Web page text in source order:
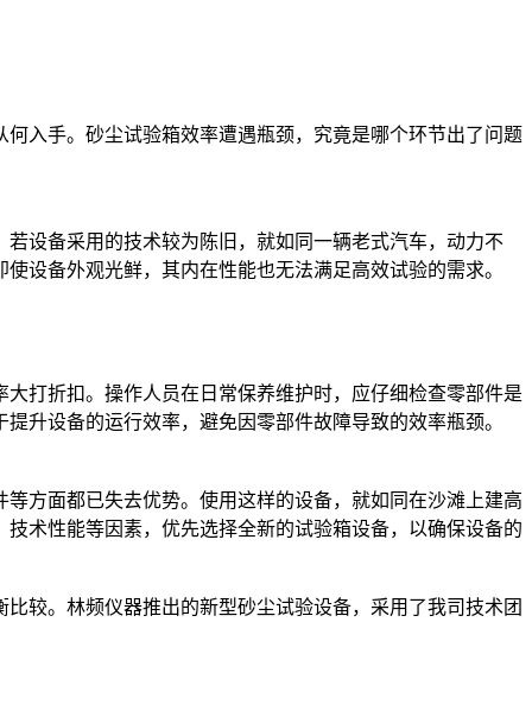
入手。砂尘试验箱效率遭遇瓶颈，究竟是哪个环节出了问题
设备采用的技术较为陈旧，就如同一辆老式汽车，动力不
设备外观光鲜，其内在性能也无法满足高效试验的需求。
打折扣。操作人员在日常保养维护时，应仔细检查零部件是
升设备的运行效率，避免因零部件故障导致的效率瓶颈。
方面都已失去优势。使用这样的设备，就如同在沙滩上建高
术性能等因素，优先选择全新的试验箱设备，以确保设备的
较。林频仪器推出的新型砂尘试验设备，采用了我司技术团